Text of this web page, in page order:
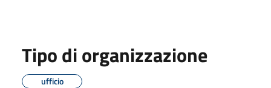
Tipo di organizzazione
ufficio